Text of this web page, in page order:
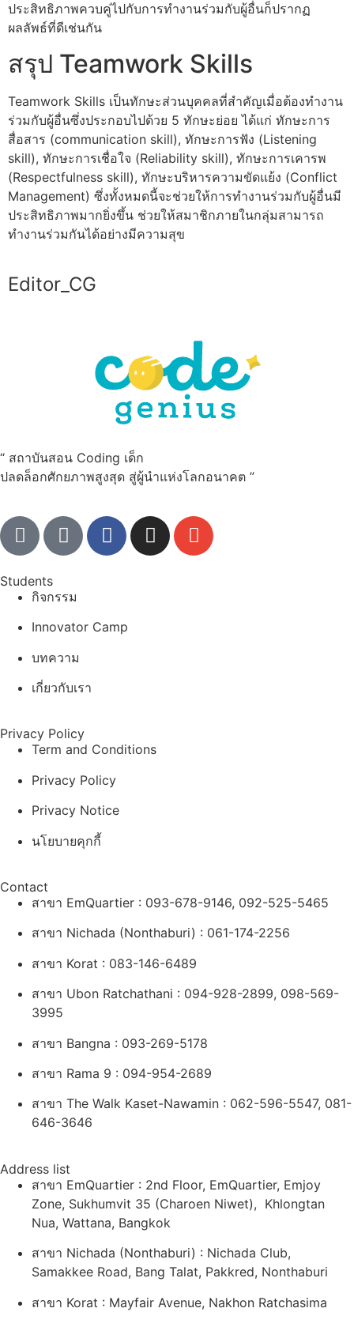
ประสิทธิภาพควบคู่ไปกับการทำงานร่วมกับผู้อื่นก็ปรากฏ
ผลลัพธ์ที่ดีเช่นกัน
สรุป Teamwork Skills
Teamwork Skills เป็นทักษะส่วนบุคคลที่สำคัญเมื่อต้องทำงาน
ร่วมกับผู้อื่นซึ่งประกอบไปด้วย 5 ทักษะย่อย ได้แก่ ทักษะการ
สื่อสาร (communication skill), ทักษะการฟัง (Listening
skill), ทักษะการเชื่อใจ (Reliability skill), ทักษะการเคารพ
(Respectfulness skill), ทักษะบริหารความขัดแย้ง (Conflict
Management) ซึ่งทั้งหมดนี้จะช่วยให้การทำงานร่วมกับผู้อื่นมี
ประสิทธิภาพมากยิ่งขึ้น ช่วยให้สมาชิกภายในกลุ่มสามารถ
ทำงานร่วมกันได้อย่างมีความสุข
Editor_CG
“ สถาบันสอน Coding เด็ก
ปลดล็อกศักยภาพสูงสุด สู่ผู้นำแห่งโลกอนาคต ”
Students
กิจกรรม
Innovator Camp
บทความ
เกี่ยวกับเรา
Privacy Policy
Term and Conditions
Privacy Policy
Privacy Notice
นโยบายคุกกี้
Contact
สาขา EmQuartier : 093-678-9146, 092-525-5465
สาขา Nichada (Nonthaburi) : 061-174-2256
สาขา Korat : 083-146-6489
สาขา Ubon Ratchathani : 094-928-2899, 098-569-
3995
สาขา Bangna : 093-269-5178
สาขา Rama 9 : 094-954-2689
สาขา The Walk Kaset-Nawamin : 062-596-5547, 081-
646-3646
Address list
สาขา EmQuartier : 2nd Floor, EmQuartier, Emjoy
Zone, Sukhumvit 35 (Charoen Niwet), Khlongtan
Nua, Wattana, Bangkok
สาขา Nichada (Nonthaburi) : Nichada Club,
Samakkee Road, Bang Talat, Pakkred, Nonthaburi
สาขา Korat : Mayfair Avenue, Nakhon Ratchasima